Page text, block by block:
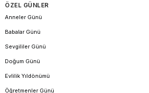
ÖZEL GÜNLER
Anneler Günü
Babalar Günü
Sevgililer Günü
Doğum Günü
Evlilik Yıldönümü
Öğretmenler Günü